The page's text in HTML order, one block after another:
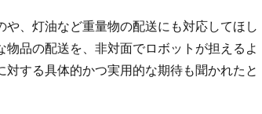
、灯油など重量物の配送にも対応してほし
品の配送を、非対面でロボットが担えるよ
する具体的かつ実用的な期待も聞かれたと